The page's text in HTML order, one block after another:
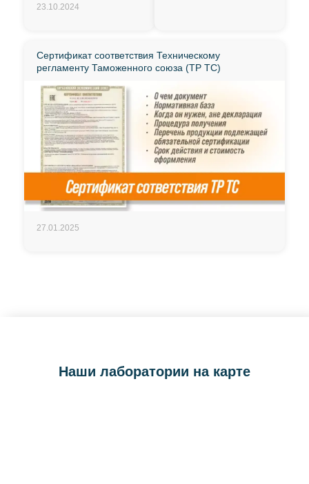
23.10.2024
Сертификат соответствия Техническому
регламенту Таможенного союза (ТР ТС)
27.01.2025
Наши лаборатории на карте